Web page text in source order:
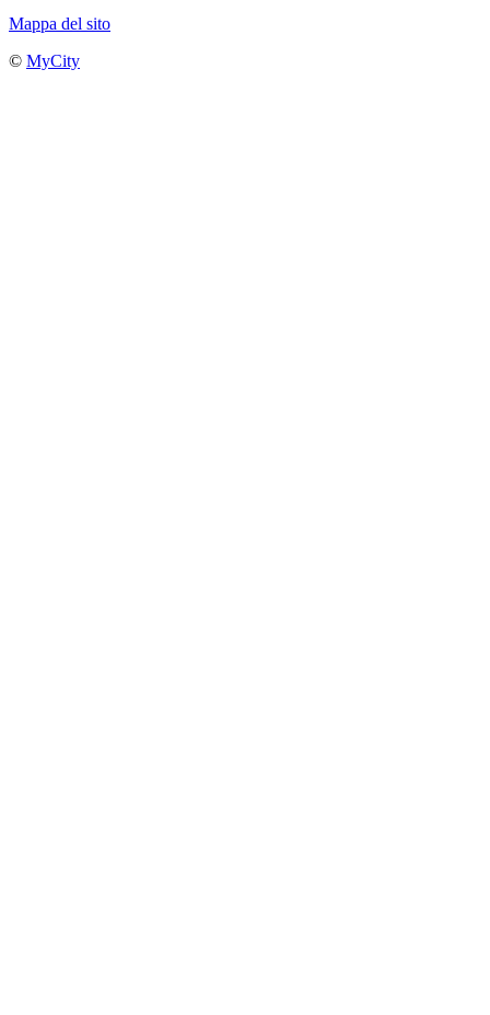
Mappa del sito
© MyCity